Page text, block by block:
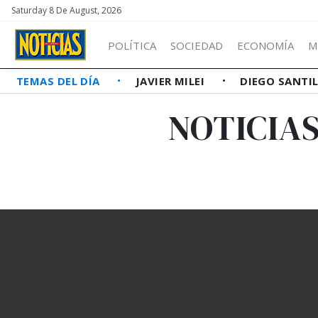
Saturday 8 De August, 2026
POLÍTICA SOCIEDAD ECONOMÍA
TEMAS DEL DÍA JAVIER MILEI DIEGO